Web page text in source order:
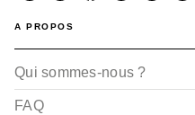
A PROPOS
Qui sommes-nous ?
FAQ